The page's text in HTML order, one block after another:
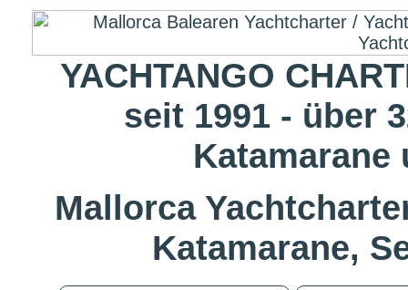
YACHTANGO
seit 1991 - über
Katamarane
Mallorca
Katamarane,